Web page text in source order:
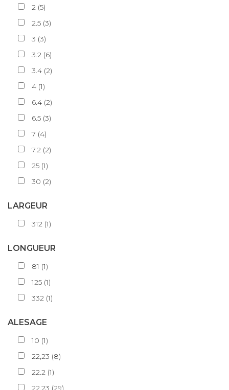
2 (5)
2.5 (3)
3 (3)
3.2 (6)
3.4 (2)
4 (1)
6.4 (2)
6.5 (3)
7 (4)
7.2 (2)
25 (1)
30 (2)
LARGEUR
312 (1)
LONGUEUR
81 (1)
125 (1)
332 (1)
ALESAGE
10 (1)
22,23 (8)
22.2 (1)
22.23 (29)